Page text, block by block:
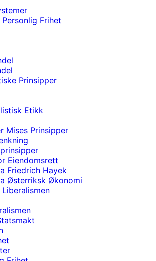
Frihet
Prinsipper
Etikk
Mises Prinsipper
Eiendomsrett
Friedrich Hayek
Østerriksk Økonomi